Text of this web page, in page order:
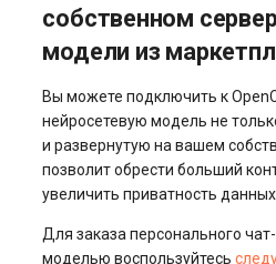
собственном
модели из
Вы можете подключить к
нейросетевую модель не
и развернутую на вашем
позволит обрести больший
увеличить приватность данных.
Для заказа персонального
моделью воспользуйтесь